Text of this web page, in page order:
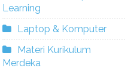
Learning
Laptop & Komputer
Materi Kurikulum
Merdeka